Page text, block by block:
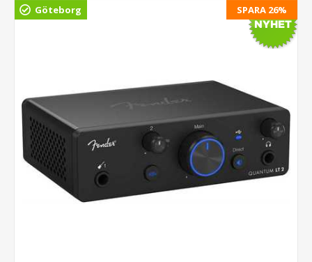
SPARA 26%
Göteborg